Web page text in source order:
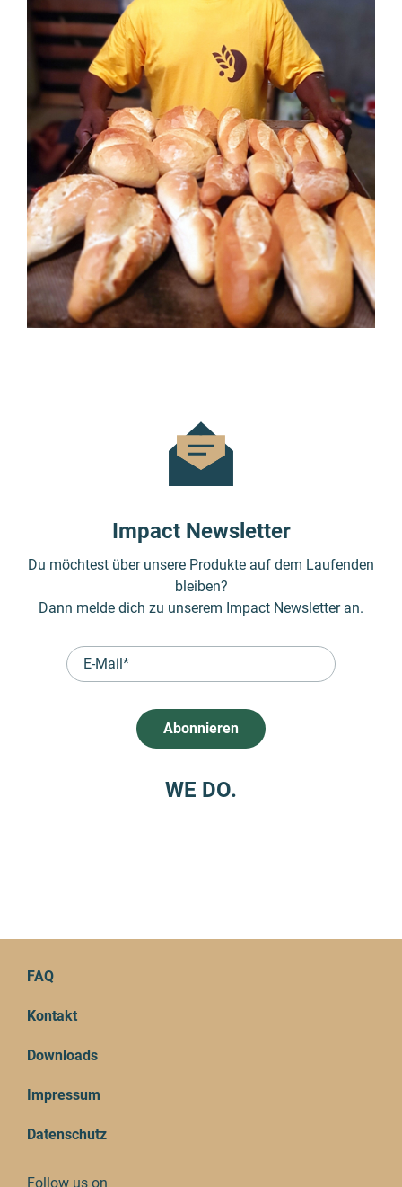
Impact Newsletter
Du möchtest über unsere Produkte auf dem Laufenden
bleiben?
Dann melde dich zu unserem Impact Newsletter an.
WE DO.
FAQ
Kontakt
Downloads
Impressum
Datenschutz
Follow us on